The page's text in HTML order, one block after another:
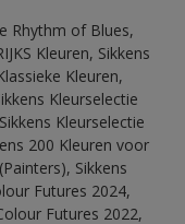
Rhythm of Blues,
Kleuren, Sikkens
Kleuren,
Kleurselectie
Kleurselectie
200 Kleuren voor
Sikkens
Futures 2024,
Futures 2022,